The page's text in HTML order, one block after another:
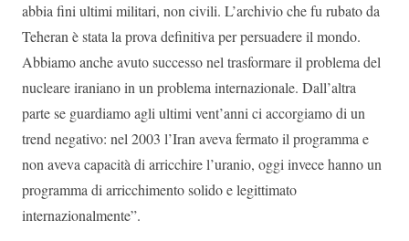
abbia fini ultimi militari, non civili. L’archivio che fu rubato da
Teheran è stata la prova definitiva per persuadere il mondo.
Abbiamo anche avuto successo nel trasformare il problema del
nucleare iraniano in un problema internazionale. Dall’altra
parte se guardiamo agli ultimi vent’anni ci accorgiamo di un
trend negativo: nel 2003 l’Iran aveva fermato il programma e
non aveva capacità di arricchire l’uranio, oggi invece hanno un
programma di arricchimento solido e legittimato
internazionalmente”.